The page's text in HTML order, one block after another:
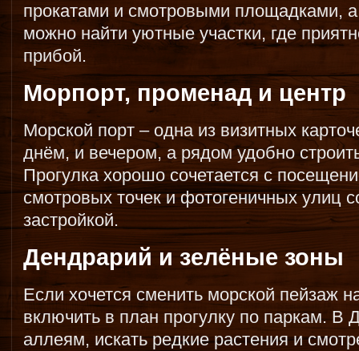
прокатами и смотровыми площадками,
можно найти уютные участки, где
прибой.
Морпорт, променад и центр
Морской порт – одна из визитных
днём, и вечером, а рядом удобно
Прогулка хорошо сочетается с
смотровых точек и фотогеничных улиц
застройкой.
Дендрарий и зелёные зоны
Если хочется сменить морской пейзаж
включить в план прогулку по паркам. В
аллеям, искать редкие растения и